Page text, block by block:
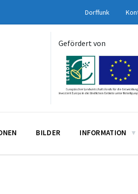
Dorffunk
Gefördert von
BILDER INFORMATION